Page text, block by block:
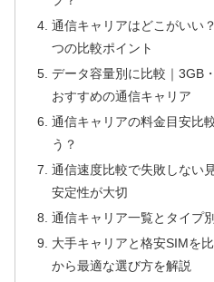
通信キャリアはどこがいい
つの比較ポイント
データ容量別に比較｜3GB
おすすめの通信キャリア
通信キャリアの料金目安比
う？
通信速度比較で失敗しない
安定性が大切
通信キャリア一覧とタイプ
大手キャリアと格安SIMを
から最適な選び方を解説